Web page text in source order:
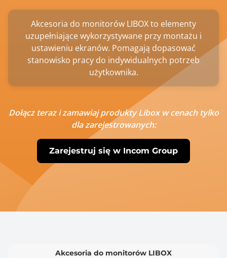
Akcesoria do monitorów LIBOX to elementy
uzupełniające wykorzystywane przy montażu i
ustawieniu ekranów. Pomagają dopasować
stanowisko pracy do indywidualnych potrzeb
użytkownika.
Dołącz teraz i zamawiaj produkty Libox w cenach tylko
dla zarejestrowanych:
Zarejestruj się w Incom Group
Akcesoria do monitorów LIBOX